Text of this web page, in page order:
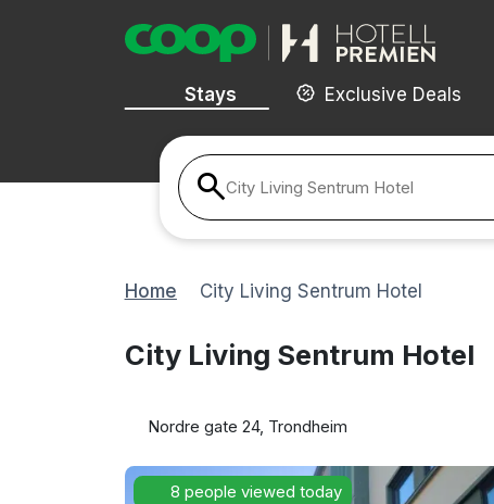
Stays Exclusive Deals
City Living Sentrum Hotel
Home City Living Sentrum Hotel
City Living Sentrum Hotel
Nordre gate 24, Trondheim
8 people viewed today